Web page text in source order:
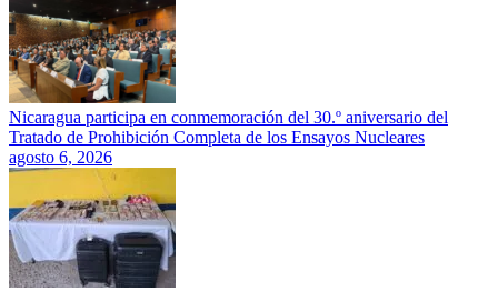
Nicaragua participa en conmemoración del 30.º aniversario del
Tratado de Prohibición Completa de los Ensayos Nucleares
agosto 6, 2026